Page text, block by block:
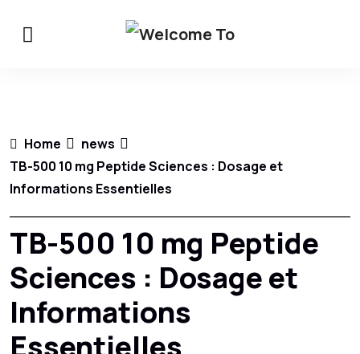
Home
news
TB-500 10 mg Peptide Sciences : Dosage et
Informations Essentielles
TB-500 10 mg Peptide
Sciences : Dosage et
Informations